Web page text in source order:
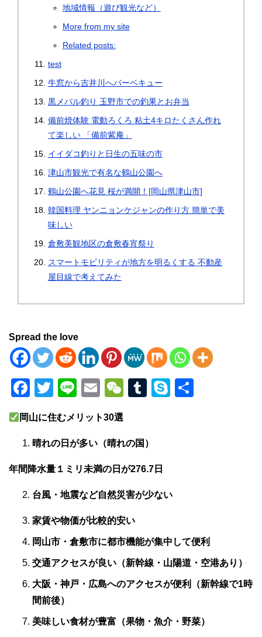
地域情報（遊び観光など）
More from my site
Related posts:
test
牛窓から吉井川へバーベキュー
黒メバル釣り 玉野市での釣果とお弁当
備前焼体験 電動ろくろ 粘土4キロたくさん作れ
て楽しい 「備前紫庵」
イイダコ釣りと日生の五味の市
津山市観光で有名な鶴山公園へ
鶴山公園へ花見 桜が満開！[岡山県津山市]
韓国料理 ヤンニョンケジャンの作り方 簡単で美
味しい
倉敷美観地区の倉敷春宵祭り
スマートモビリティが地方を明るくする 不動産
屋目線で考えてみた
Spread the love
F
a
c
e
b
o
k
T
tt
er
Li
e
E
m
ail
W
h
at
T
bl
r
S
岡山に住むメリット30選
晴れの日が多い（晴れの国）
年間降水量１ミリ未満の日が276.7日
台風・地震など自然災害が少ない
家賃や物価が比較的安い
岡山市・倉敷市に都市機能が集中して便利
交通アクセスが良い（新幹線・山陽道・空港あり）
大阪・神戸・広島へのアクセスが便利（新幹線で1時
間前後）
美味しい食材が豊富（果物・魚介・野菜）